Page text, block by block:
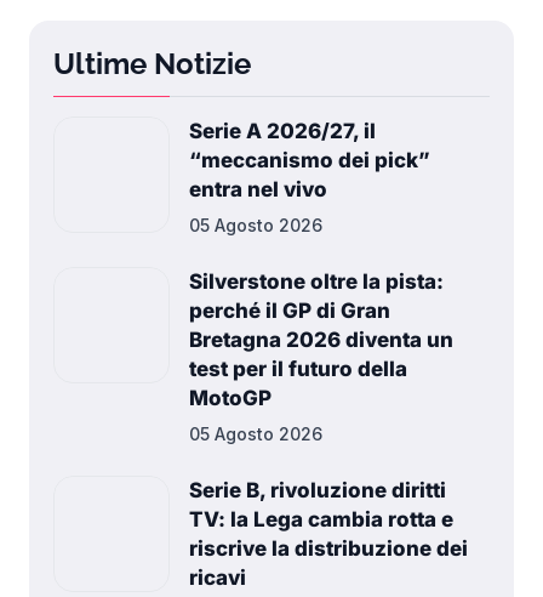
Ultime Notizie
Serie A 2026/27, il
“meccanismo dei pick”
entra nel vivo
05 Agosto 2026
Silverstone oltre la pista:
perché il GP di Gran
Bretagna 2026 diventa un
test per il futuro della
MotoGP
05 Agosto 2026
Serie B, rivoluzione diritti
TV: la Lega cambia rotta e
riscrive la distribuzione dei
ricavi